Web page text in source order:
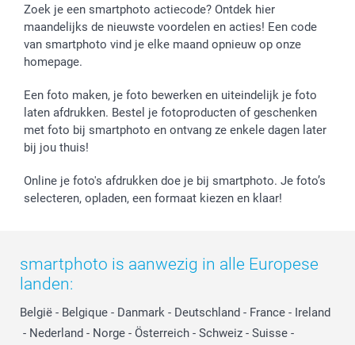
Jobs & Stages
Investor Relations
Zoek je een smartphoto actiecode? Ontdek hier
maandelijks de nieuwste voordelen en acties! Een code
van smartphoto vind je elke maand opnieuw op onze
homepage.
Een foto maken, je foto bewerken en uiteindelijk je foto
laten afdrukken. Bestel je fotoproducten of geschenken
met foto bij smartphoto en ontvang ze enkele dagen later
bij jou thuis!
Online je foto's afdrukken doe je bij smartphoto. Je foto’s
selecteren, opladen, een formaat kiezen en klaar!
smartphoto is aanwezig in alle Europese
landen:
België - Belgique - Danmark - Deutschland - France - Ireland
- Nederland - Norge - Österreich - Schweiz - Suisse -